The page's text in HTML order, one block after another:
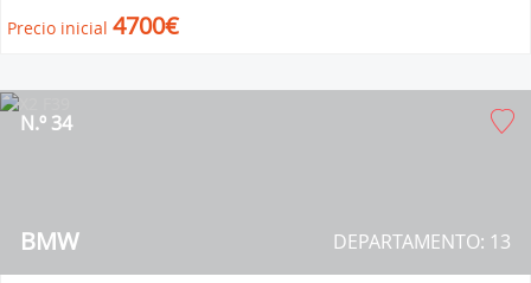
Precio inicial 4700€
BMW
N.º 34
DEPARTAMENTO: 13